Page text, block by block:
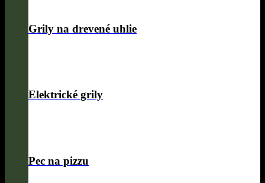
Grily na drevené uhlie
Elektrické grily
Pec na pizzu